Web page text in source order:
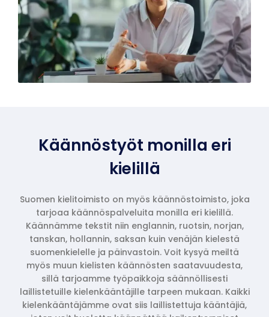
Käännöstyöt monilla eri
kielillä
Suomen kielitoimisto on myös käännöstoimisto, joka
tarjoaa käännöspalveluita monilla eri kielillä.
Käännämme tekstit niin englannin, ruotsin, norjan,
tanskan, hollannin, saksan kuin venäjän kielestä
suomenkielelle ja päinvastoin. Voit kysyä meiltä
myös muun kielisten käännösten saatavuudesta,
sillä tarjoamme työpaikkoja säännöllisesti
laillistetuille kielenkääntäjille tarpeen mukaan. Kaikki
kielenkääntäjämme ovat siis laillistettuja kääntäjiä,